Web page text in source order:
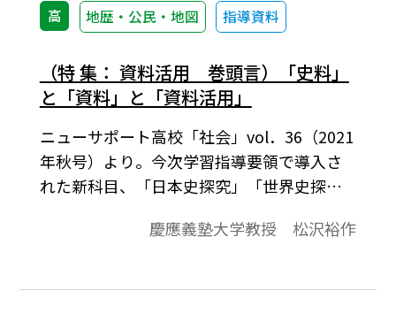
新課程、新科目への向き合い方について、
課題（懸念）も含めて考察した。
高 地歴・公民・地図 指導資料
（特 集： 資料活用 巻頭言）「史料」
と「資料」と「資料活用」
ニューサポート高校「社会」vol．36（2021
年秋号）より。今次学習指導要領で導入さ
れた新科目、「日本史探究」「世界史探
ることは周知のことに属しよう。そこで言
究」の、学習指導要領「内容の取扱い」
慶應義塾大学教授 松沢裕作